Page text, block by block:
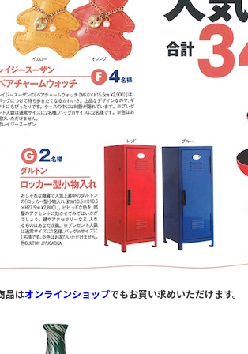
品はオンラインショップでもお買い求めいただけます。